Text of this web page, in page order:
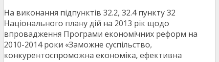
На виконання підпунктів 32.2, 32.4 пункту 32
Національного плану дій на 2013 рік щодо
впровадження Програми економічних реформ на
2010-2014 роки «Заможне суспільство,
конкурентоспроможна економіка, ефективна